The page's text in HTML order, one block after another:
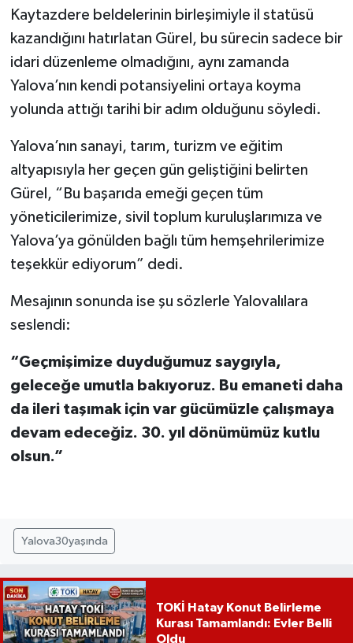
Kaytazdere beldelerinin birleşimiyle il statüsü
kazandığını hatırlatan Gürel, bu sürecin sadece bir
idari düzenleme olmadığını, aynı zamanda
Yalova’nın kendi potansiyelini ortaya koyma
yolunda attığı tarihi bir adım olduğunu söyledi.
Yalova’nın sanayi, tarım, turizm ve eğitim
altyapısıyla her geçen gün geliştiğini belirten
Gürel, “Bu başarıda emeği geçen tüm
yöneticilerimize, sivil toplum kuruluşlarımıza ve
Yalova’ya gönülden bağlı tüm hemşehrilerimize
teşekkür ediyorum” dedi.
Mesajının sonunda ise şu sözlerle Yalovalılara
seslendi:
“Geçmişimize duyduğumuz saygıyla,
geleceğe umutla bakıyoruz. Bu emaneti daha
da ileri taşımak için var gücümüzle çalışmaya
devam edeceğiz. 30. yıl dönümümüz kutlu
olsun.”
Yalova30yaşında
TOKİ Hatay Konut Belirleme
Kurası Tamamlandı: Evler Belli
Oldu